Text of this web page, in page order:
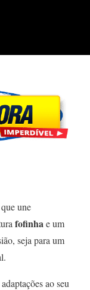
une
fofinha e um
seja para um
ao seu